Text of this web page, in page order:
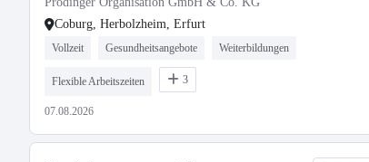
Coburg, Herbolzheim, Erfurt
Vollzeit Gesundheitsangebote Weiterbildungen
Flexible Arbeitszeiten 3
07.08.2026